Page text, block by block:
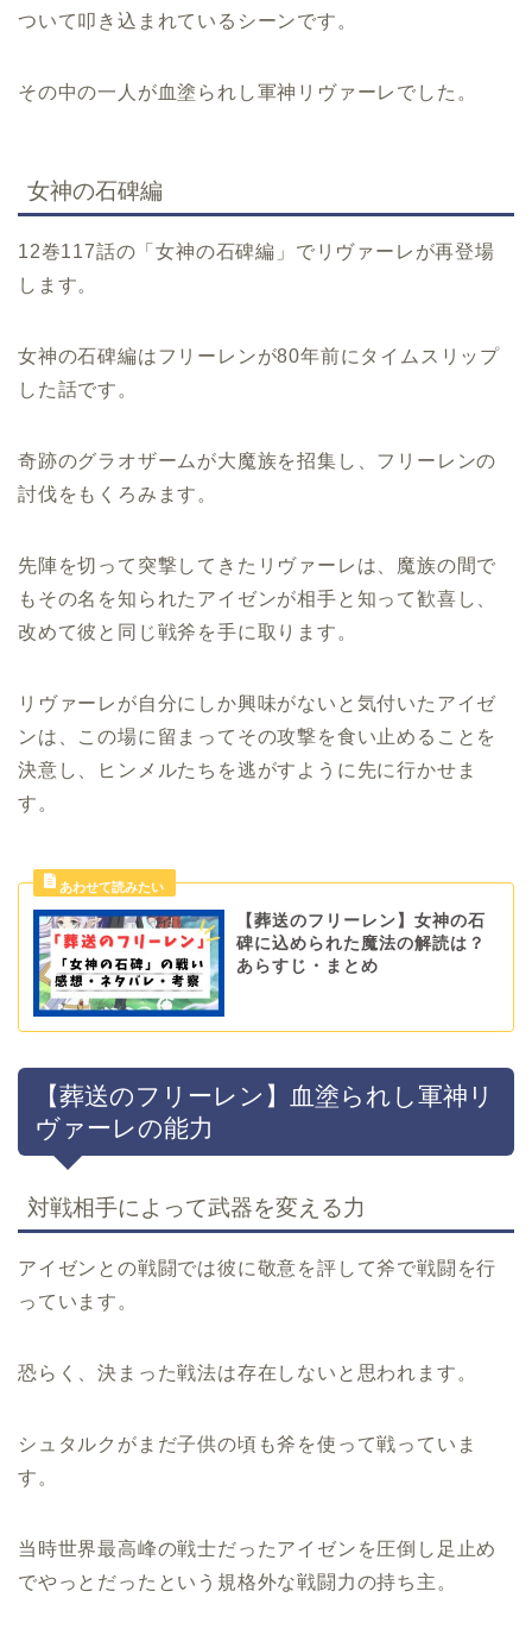
ついて叩き込まれているシーンです。
その中の一人が血塗られし軍神リヴァーレでした。
女神の石碑編
12巻117話の「女神の石碑編」でリヴァーレが再登場
します。
女神の石碑編はフリーレンが80年前にタイムスリップ
した話です。
奇跡のグラオザームが大魔族を招集し、フリーレンの
討伐をもくろみます。
先陣を切って突撃してきたリヴァーレは、魔族の間で
もその名を知られたアイゼンが相手と知って歓喜し、
改めて彼と同じ戦斧を手に取ります。
リヴァーレが自分にしか興味がないと気付いたアイゼ
ンは、この場に留まってその攻撃を食い止めることを
決意し、ヒンメルたちを逃がすように先に行かせま
す。
【葬送のフリーレン】女神の石
碑に込められた魔法の解読は？
あらすじ・まとめ
【葬送のフリーレン】血塗られし軍神リ
ヴァーレの能力
対戦相手によって武器を変える力
アイゼンとの戦闘では彼に敬意を評して斧で戦闘を行
っています。
恐らく、決まった戦法は存在しないと思われます。
シュタルクがまだ子供の頃も斧を使って戦っていま
す。
当時世界最高峰の戦士だったアイゼンを圧倒し足止め
でやっとだったという規格外な戦闘力の持ち主。